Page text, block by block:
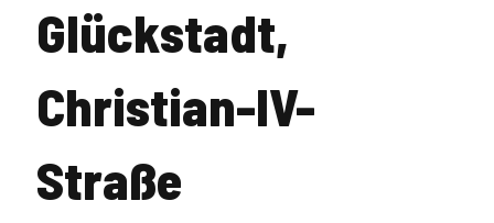
Glückstadt,
Christian-IV-
Straße